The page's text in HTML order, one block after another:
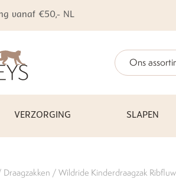
vanaf €50,- NL
Ons
VERZORGING SLAPEN
Draagzakken / Wildride Kinderdraagzak